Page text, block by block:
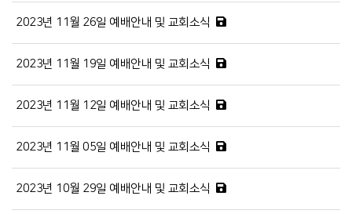
2023년 11월 26일 예배안내 및 교회소식
2023년 11월 19일 예배안내 및 교회소식
2023년 11월 12일 예배안내 및 교회소식
2023년 11월 05일 예배안내 및 교회소식
2023년 10월 29일 예배안내 및 교회소식